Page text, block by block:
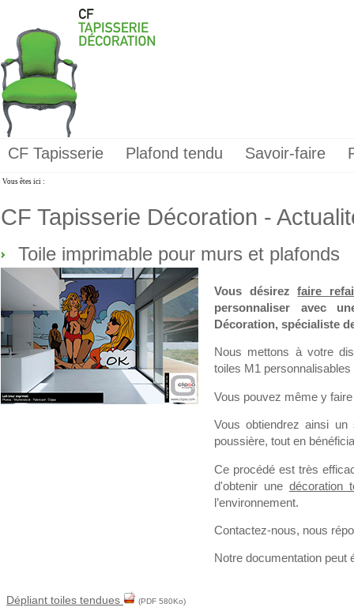
CF Tapisserie Plafond tendu Savoir-faire
Vous êtes ici :
CF Tapisserie Décoration -
Toile imprimable pour murs et plafonds
Vous désirezfaire
personnaliser avec
Décoration, spécialiste
Nous mettons à votre
toiles M1
Vous pouvez même y
Vous obtiendrez ainsi
poussière, tout en
Ce procédé est très
d'obtenir une décoration
l’environnement.
Contactez-nous, nous
Notre documentation peut
Dépliant toiles tendues (PDF 580Ko)